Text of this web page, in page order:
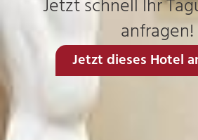
Jetzt schnell Ihr
anfragen!
Jetzt dieses Hotel